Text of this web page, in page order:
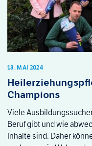
Champions
13. MAI 2024
Viele
Beruf gibt und wie
Inhalte sind. Daher